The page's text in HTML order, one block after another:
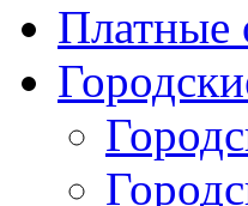
Платные